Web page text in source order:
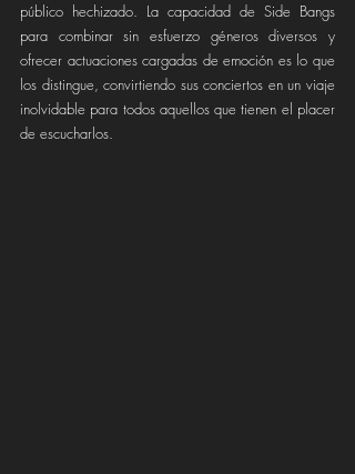
público hechizado. La capacidad de Side Bangs
para combinar sin esfuerzo géneros diversos y
ofrecer actuaciones cargadas de emoción es lo que
los distingue, convirtiendo sus conciertos en un viaje
inolvidable para todos aquellos que tienen el placer
de escucharlos.